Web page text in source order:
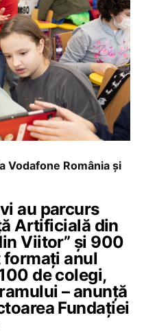
Vodafone România și
au parcurs
Artificială din
Viitor” și 900
anul
de colegi,
– anunță
Fundației